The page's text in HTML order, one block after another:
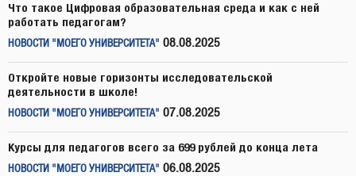
Что такое Цифровая образовательная среда и как с ней
работать педагогам?
НОВОСТИ "МОЕГО УНИВЕРСИТЕТА" 08.08.2025
Откройте новые горизонты исследовательской
деятельности в школе!
НОВОСТИ "МОЕГО УНИВЕРСИТЕТА" 07.08.2025
Курсы для педагогов всего за 699 рублей до конца лета
НОВОСТИ "МОЕГО УНИВЕРСИТЕТА" 06.08.2025